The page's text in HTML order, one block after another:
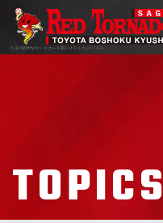
トヨタ紡織九州ハンドボール部レッドトルネードSAGA
TOPICS